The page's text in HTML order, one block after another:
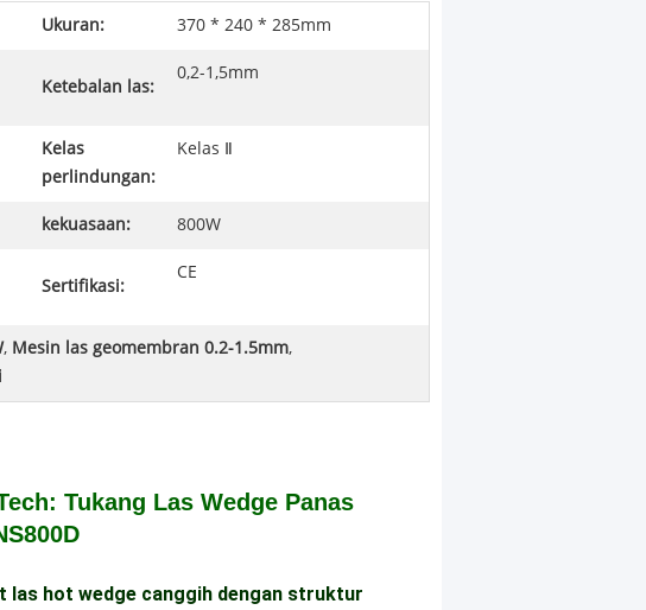
Ukuran: 370 * 240 * 285mm
Ketebalan las:
0,2-1,5mm
Kelas
perlindungan:
Kelas Ⅱ
kekuasaan: 800W
Sertifikasi:
CE
, Mesin las geomembran 0.2-1.5mm,
Tukang Las Wedge Panas
las hot wedge canggih dengan struktur